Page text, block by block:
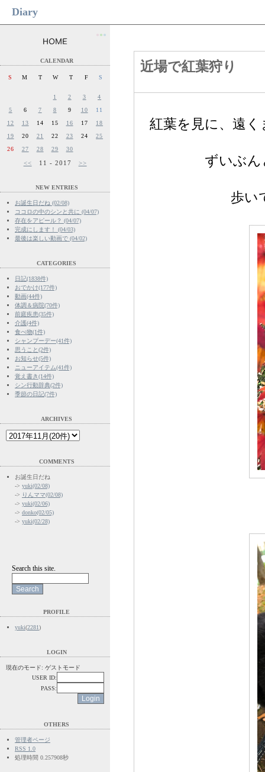
Diary
近場で紅葉狩り
紅葉を見に、遠
ずいぶ
歩い
●●
CALENDAR
S M T W T F S
1 2 3
4
5
6 7 8 9 10
11
12
13 14 15 16 17
18
19
20 21 22 23 24
25
26
27 28 29 30
<< 11 - 2017 >>
NEW ENTRIES
お誕生日だね (02/08)
ココロの中のシンと共に (04/07)
存在をアピール？ (04/07)
完成にします！ (04/03)
最後は楽しい動画で (04/02)
CATEGORIES
日記(1838件)
おでかけ(177件)
動画(44件)
体調＆病院(70件)
前庭疾患(35件)
介護(4件)
食べ物(1件)
シャンプーデー(41件)
思うこと(2件)
お知らせ(5件)
ニューアイテム(41件)
覚え書き(14件)
シン行動辞典(2件)
季節の日記(7件)
ARCHIVES
COMMENTS
お誕生日だね
-> yuki(02/08)
-> りんママ(02/08)
-> yuki(02/06)
-> donko(02/05)
-> yuki(02/28)
Search this site.
PROFILE
yuki(2281)
LOGIN
現在のモード: ゲストモード
USER ID:
PASS:
OTHERS
管理者ページ
RSS 1.0
処理時間 0.257908秒